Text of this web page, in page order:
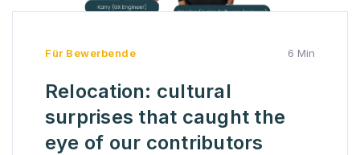
Für Bewerbende 6 Min
Relocation: cultural
surprises that caught the
eye of our contributors